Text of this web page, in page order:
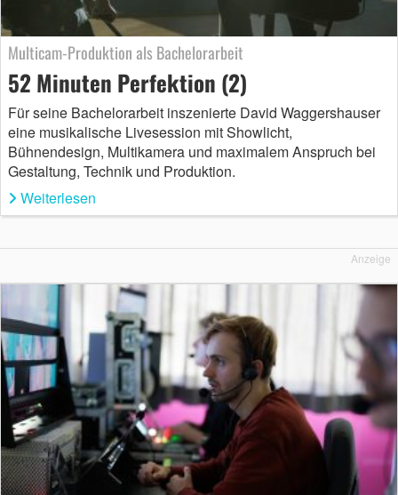
Multicam-Produktion als Bachelorarbeit
52 Minuten Perfektion (2)
Für seine Bachelorarbeit inszenierte David Waggershauser
eine musikalische Livesession mit Showlicht,
Bühnendesign, Multikamera und maximalem Anspruch bei
Gestaltung, Technik und Produktion.
Weiterlesen
Anzeige